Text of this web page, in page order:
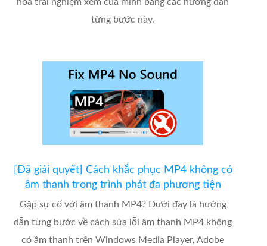
hóa trải nghiệm xem của mình bằng các hướng dẫn
từng bước này.
[Đã giải quyết] Cách khắc phục MP4 không có
âm thanh trong trình phát đa phương tiện
Gặp sự cố với âm thanh MP4? Dưới đây là hướng
dẫn từng bước về cách sửa lỗi âm thanh MP4 không
có âm thanh trên Windows Media Player, Adobe